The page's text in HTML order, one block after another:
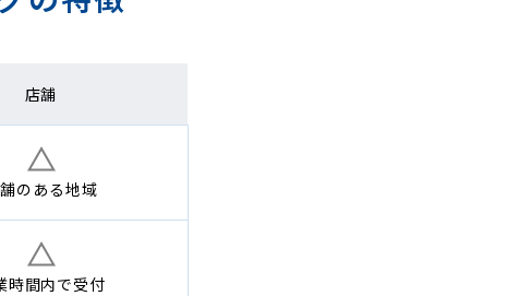
店舗
の ある地域
時間内で受付